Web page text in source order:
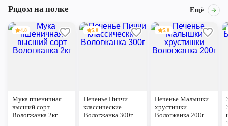
Рядом на полке Ещё
4.8
Мука пшеничная
высший сорт
Вологжанка 2кг
5.0
Печенье Пиччи
классические
Вологжанка 300г
5.0
Печенье Малышки
хрустишки
Вологжанка 200г